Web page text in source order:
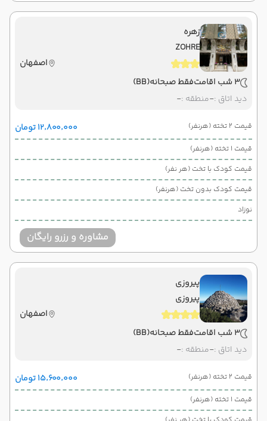
زهره
ZOHRE
اصفهان
3 شب اقامت
فقط صبحانه(BB)
دید اتاق :-منطقه :-
قیمت 2 تخته (هرنفر) ۱۲٬۸۰۰٬۰۰۰ تومان
قیمت 1 تخته (هرنفر)
قیمت کودک با تخت (هر نفر)
قیمت کودک بدون تخت (هرنفر)
نوزاد
مشاوره و رزرو رایگان
پیروزی
پیروزی
اصفهان
3 شب اقامت
فقط صبحانه(BB)
دید اتاق :-منطقه :-
قیمت 2 تخته (هرنفر) ۱۵٬۶۰۰٬۰۰۰ تومان
قیمت 1 تخته (هرنفر)